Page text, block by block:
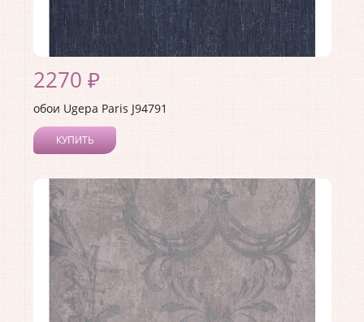
2270 ₽
обои Ugepa Paris J94791
КУПИТЬ
Коллекция:Paris
Длина рулона:10.05
Ширина рулона:1.06
Материал покрытия:Виниловое
Страна:Франция
Материал основы:
Флизелин
Раппорт:<>